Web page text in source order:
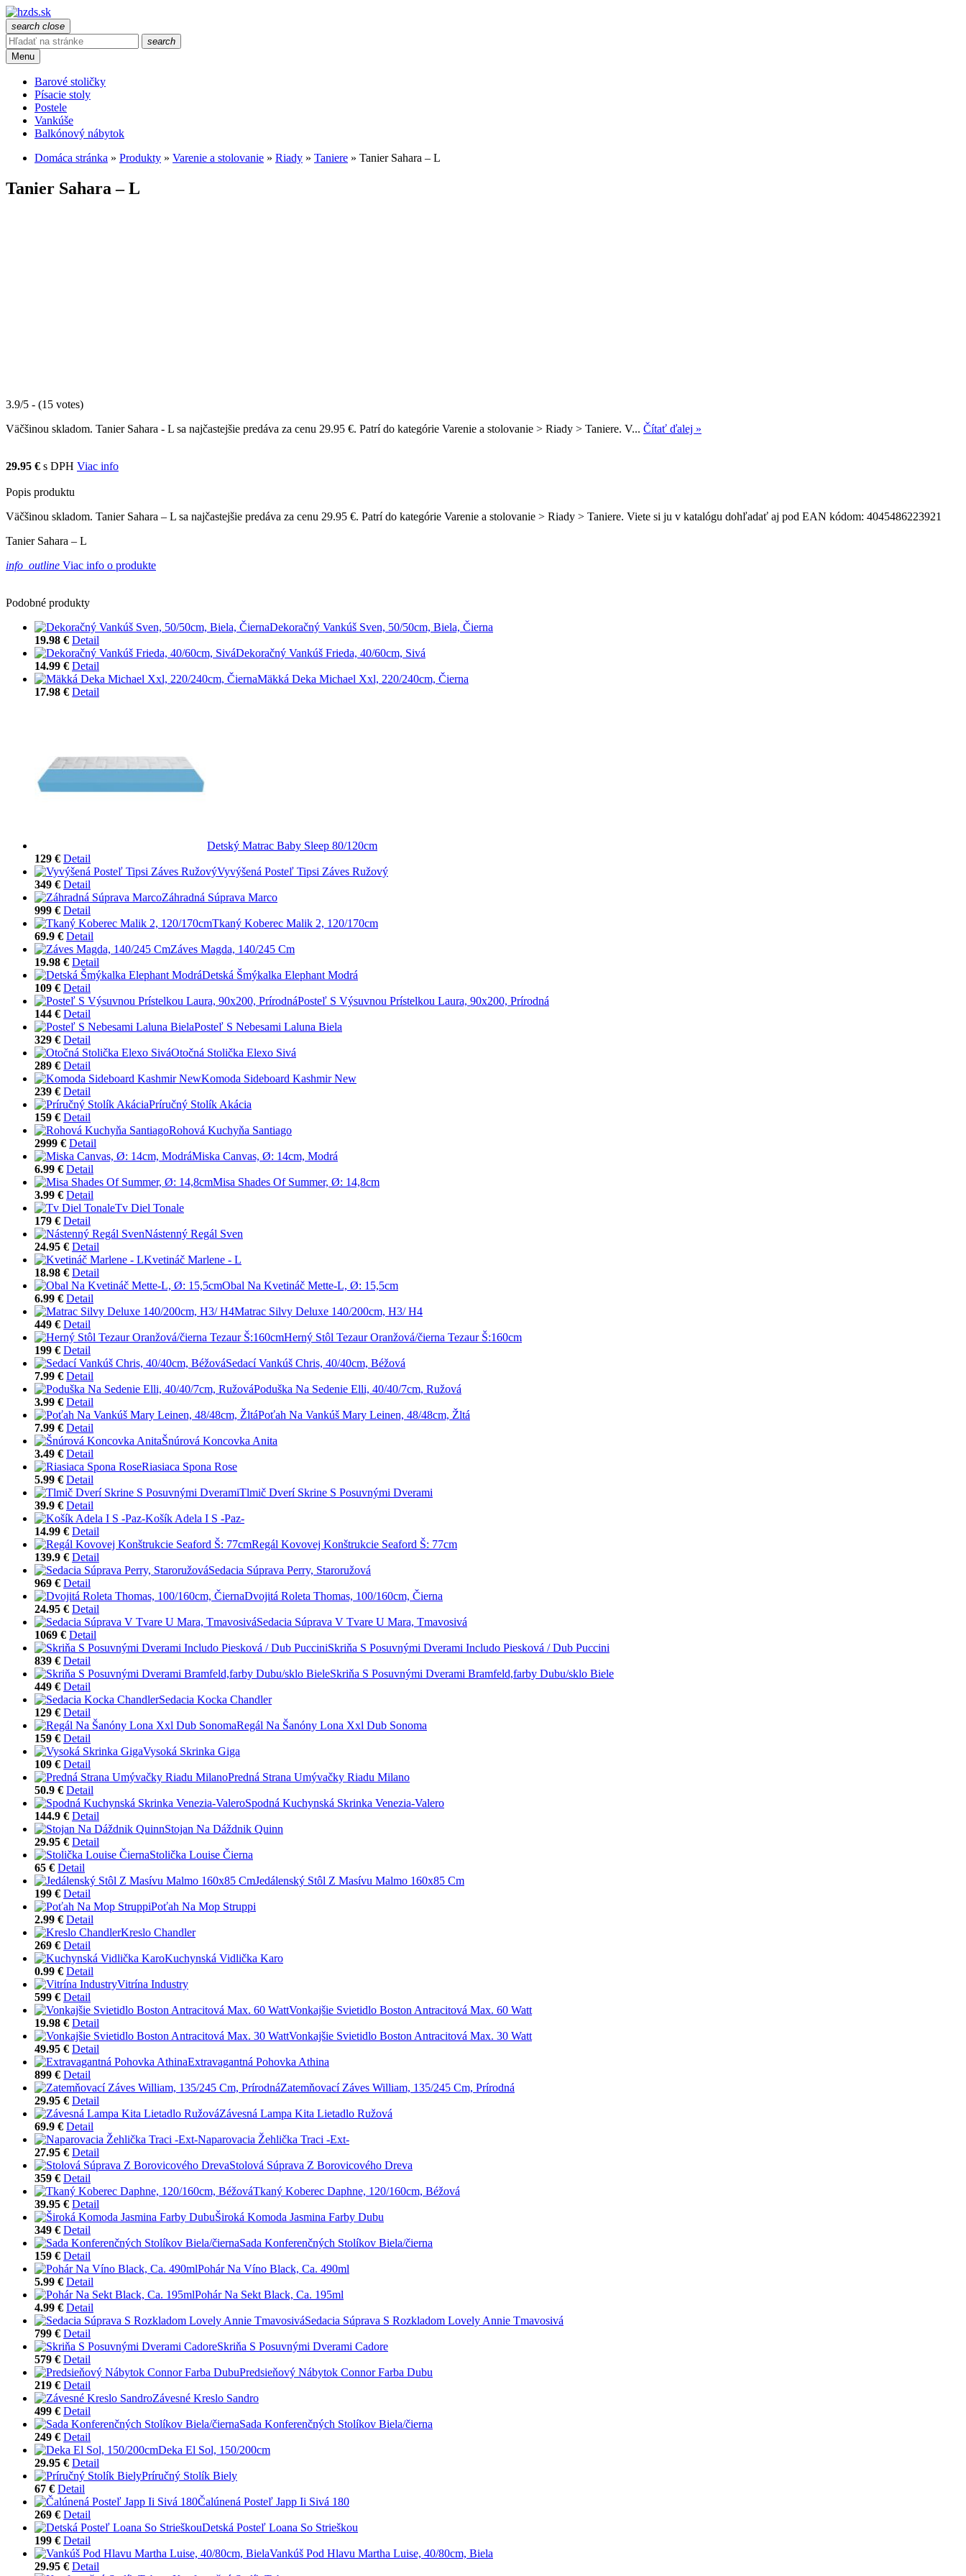
search close
search
Menu
Barové stoličky
Písacie stoly
Postele
Vankúše
Balkónový nábytok
Domáca stránka » Produkty » Varenie a stolovanie » Riady » Taniere » Tanier Sahara – L
Tanier Sahara – L
3.9/5 - (15 votes)
Väčšinou skladom. Tanier Sahara - L sa najčastejšie predáva za cenu 29.95 €. Patrí do kategórie Varenie a stolovanie > Riady > Taniere. V... Čítať ďalej »
29.95 € s DPH Viac info
Popis produktu
Väčšinou skladom. Tanier Sahara – L sa najčastejšie predáva za cenu 29.95 €. Patrí do kategórie Varenie a stolovanie > Riady > Taniere. Viete si ju v katalógu dohľadať aj pod EAN kódom: 4045486223921
Tanier Sahara – L
info_outline Viac info o produkte
Podobné produkty
Dekoračný Vankúš Sven, 50/50cm, Biela, Čierna
19.98 € Detail
Dekoračný Vankúš Frieda, 40/60cm, Sivá
14.99 € Detail
Mäkká Deka Michael Xxl, 220/240cm, Čierna
17.98 € Detail
Detský Matrac Baby Sleep 80/120cm
129 € Detail
Vyvýšená Posteľ Tipsi Záves Ružový
349 € Detail
Záhradná Súprava Marco
999 € Detail
Tkaný Koberec Malik 2, 120/170cm
69.9 € Detail
Záves Magda, 140/245 Cm
19.98 € Detail
Detská Šmýkalka Elephant Modrá
109 € Detail
Posteľ S Výsuvnou Prístelkou Laura, 90x200, Prírodná
144 € Detail
Posteľ S Nebesami Laluna Biela
329 € Detail
Otočná Stolička Elexo Sivá
289 € Detail
Komoda Sideboard Kashmir New
239 € Detail
Príručný Stolík Akácia
159 € Detail
Rohová Kuchyňa Santiago
2999 € Detail
Miska Canvas, Ø: 14cm, Modrá
6.99 € Detail
Misa Shades Of Summer, Ø: 14,8cm
3.99 € Detail
Tv Diel Tonale
179 € Detail
Nástenný Regál Sven
24.95 € Detail
Kvetináč Marlene - L
18.98 € Detail
Obal Na Kvetináč Mette-L, Ø: 15,5cm
6.99 € Detail
Matrac Silvy Deluxe 140/200cm, H3/ H4
449 € Detail
Herný Stôl Tezaur Oranžová/čierna Tezaur Š:160cm
199 € Detail
Sedací Vankúš Chris, 40/40cm, Béžová
7.99 € Detail
Poduška Na Sedenie Elli, 40/40/7cm, Ružová
3.99 € Detail
Poťah Na Vankúš Mary Leinen, 48/48cm, Žltá
7.99 € Detail
Šnúrová Koncovka Anita
3.49 € Detail
Riasiaca Spona Rose
5.99 € Detail
Tlmič Dverí Skrine S Posuvnými Dverami
39.9 € Detail
Košík Adela I S -Paz-
14.99 € Detail
Regál Kovovej Konštrukcie Seaford Š: 77cm
139.9 € Detail
Sedacia Súprava Perry, Staroružová
969 € Detail
Dvojitá Roleta Thomas, 100/160cm, Čierna
24.95 € Detail
Sedacia Súprava V Tvare U Mara, Tmavosivá
1069 € Detail
Skriňa S Posuvnými Dverami Includo Piesková / Dub Puccini
839 € Detail
Skriňa S Posuvnými Dverami Bramfeld,farby Dubu/sklo Biele
449 € Detail
Sedacia Kocka Chandler
129 € Detail
Regál Na Šanóny Lona Xxl Dub Sonoma
159 € Detail
Vysoká Skrinka Giga
109 € Detail
Predná Strana Umývačky Riadu Milano
50.9 € Detail
Spodná Kuchynská Skrinka Venezia-Valero
144.9 € Detail
Stojan Na Dáždnik Quinn
29.95 € Detail
Stolička Louise Čierna
65 € Detail
Jedálenský Stôl Z Masívu Malmo 160x85 Cm
199 € Detail
Poťah Na Mop Struppi
2.99 € Detail
Kreslo Chandler
269 € Detail
Kuchynská Vidlička Karo
0.99 € Detail
Vitrína Industry
599 € Detail
Vonkajšie Svietidlo Boston Antracitová Max. 60 Watt
19.98 € Detail
Vonkajšie Svietidlo Boston Antracitová Max. 30 Watt
49.95 € Detail
Extravagantná Pohovka Athina
899 € Detail
Zatemňovací Záves William, 135/245 Cm, Prírodná
29.95 € Detail
Závesná Lampa Kita Lietadlo Ružová
69.9 € Detail
Naparovacia Žehlička Traci -Ext-
27.95 € Detail
Stolová Súprava Z Borovicového Dreva
359 € Detail
Tkaný Koberec Daphne, 120/160cm, Béžová
39.95 € Detail
Široká Komoda Jasmina Farby Dubu
349 € Detail
Sada Konferenčných Stolíkov Biela/čierna
159 € Detail
Pohár Na Víno Black, Ca. 490ml
5.99 € Detail
Pohár Na Sekt Black, Ca. 195ml
4.99 € Detail
Sedacia Súprava S Rozkladom Lovely Annie Tmavosivá
799 € Detail
Skriňa S Posuvnými Dverami Cadore
579 € Detail
Predsieňový Nábytok Connor Farba Dubu
219 € Detail
Závesné Kreslo Sandro
499 € Detail
Sada Konferenčných Stolíkov Biela/čierna
249 € Detail
Deka El Sol, 150/200cm
29.95 € Detail
Príručný Stolík Biely
67 € Detail
Čalúnená Posteľ Japp Ii Sivá 180
269 € Detail
Detská Posteľ Loana So Strieškou
199 € Detail
Vankúš Pod Hlavu Martha Luise, 40/80cm, Biela
29.95 € Detail